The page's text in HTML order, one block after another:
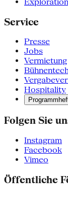
Service
Presse
Jobs
Vermietung
Hospitality
Folgen Sie
Instagram
Facebook
Vimeo
Öffentliche